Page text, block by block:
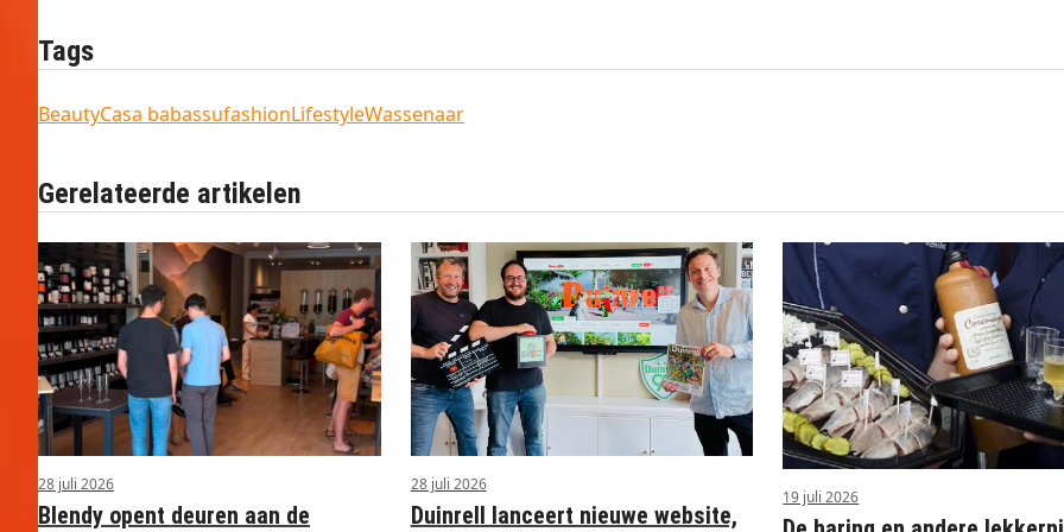
Tags
BeautyCasa babassufashionLifestyleWassenaar
Gerelateerde artikelen
28 juli 2026
Blendy opent deuren aan de
28 juli 2026
Duinrell lanceert nieuwe website,
19 juli 2026